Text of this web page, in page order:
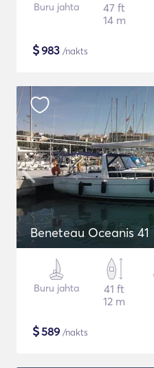
Buru jahta
47 ft
14 m
$983 /nakts
Beneteau Oceanis 41
Buru jahta
41 ft
12 m
$589 /nakts